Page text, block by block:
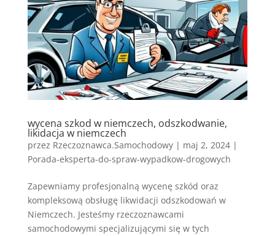
wycena szkod w niemczech, odszkodwanie,
likidacja w niemczech
przez Rzeczoznawca.Samochodowy| maj 2, 2024|
Porada-eksperta-do-spraw-wypadkow-drogowych
Zapewniamy profesjonalną wycenę szkód oraz
kompleksową obsługę likwidacji odszkodowań w
Niemczech. Jesteśmy rzeczoznawcami
samochodowymi specjalizującymi się w tych